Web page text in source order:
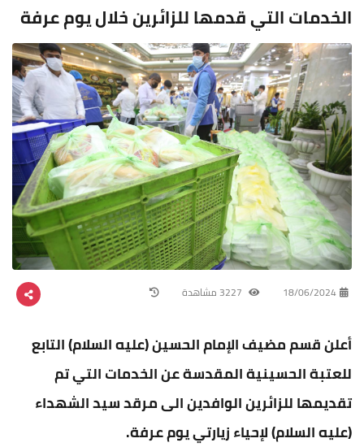
الخدمات التي قدمها للزائرين خلال يوم عرفة
18/06/2024
أعلن قسم مضيف الإمام الحسين (عليه السلام) التابع
للعتبة الحسينية المقدسة عن الخدمات التي تم
تقديمها للزائرين الوافدين الى مرقد سيد الشهداء
(عليه السلام) لإحياء زيارتي يوم عرفة.